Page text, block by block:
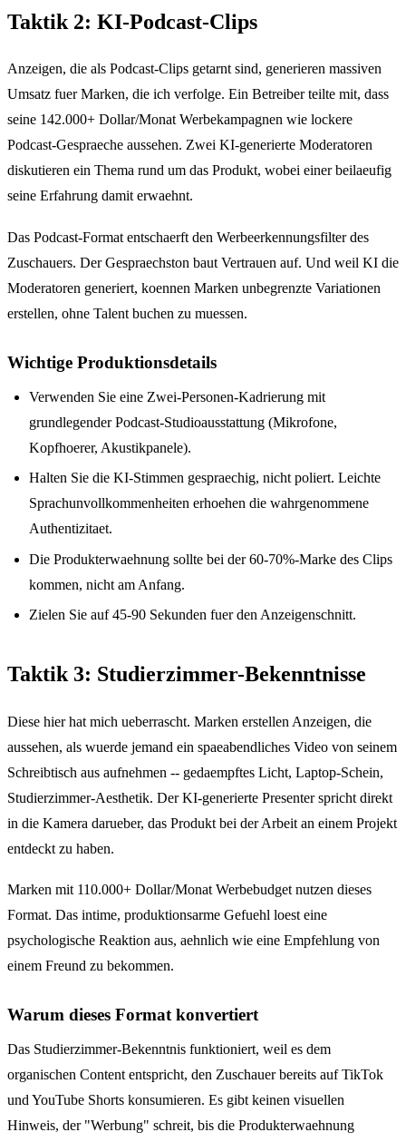
Taktik 2: KI-Podcast-Clips
Anzeigen, die als Podcast-Clips getarnt sind, generieren massiven
Umsatz fuer Marken, die ich verfolge. Ein Betreiber teilte mit, dass
seine 142.000+ Dollar/Monat Werbekampagnen wie lockere
Podcast-Gespraeche aussehen. Zwei KI-generierte Moderatoren
diskutieren ein Thema rund um das Produkt, wobei einer beilaeufig
seine Erfahrung damit erwaehnt.
Das Podcast-Format entschaerft den Werbeerkennungsfilter des
Zuschauers. Der Gespraechston baut Vertrauen auf. Und weil KI die
Moderatoren generiert, koennen Marken unbegrenzte Variationen
erstellen, ohne Talent buchen zu muessen.
Wichtige Produktionsdetails
Verwenden Sie eine Zwei-Personen-Kadrierung mit
grundlegender Podcast-Studioausstattung (Mikrofone,
Kopfhoerer, Akustikpanele).
Halten Sie die KI-Stimmen gespraechig, nicht poliert. Leichte
Sprachunvollkommenheiten erhoehen die wahrgenommene
Authentizitaet.
Die Produkterwaehnung sollte bei der 60-70%-Marke des Clips
kommen, nicht am Anfang.
Zielen Sie auf 45-90 Sekunden fuer den Anzeigenschnitt.
Taktik 3: Studierzimmer-Bekenntnisse
Diese hier hat mich ueberrascht. Marken erstellen Anzeigen, die
aussehen, als wuerde jemand ein spaeabendliches Video von seinem
Schreibtisch aus aufnehmen -- gedaempftes Licht, Laptop-Schein,
Studierzimmer-Aesthetik. Der KI-generierte Presenter spricht direkt
in die Kamera darueber, das Produkt bei der Arbeit an einem Projekt
entdeckt zu haben.
Marken mit 110.000+ Dollar/Monat Werbebudget nutzen dieses
Format. Das intime, produktionsarme Gefuehl loest eine
psychologische Reaktion aus, aehnlich wie eine Empfehlung von
einem Freund zu bekommen.
Warum dieses Format konvertiert
Das Studierzimmer-Bekenntnis funktioniert, weil es dem
organischen Content entspricht, den Zuschauer bereits auf TikTok
und YouTube Shorts konsumieren. Es gibt keinen visuellen
Hinweis, der "Werbung" schreit, bis die Produkterwaehnung